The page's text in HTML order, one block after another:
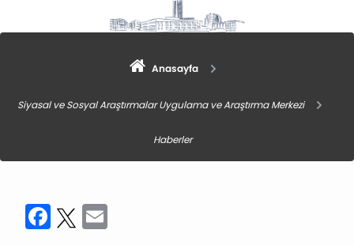
Anasayfa
Siyasal ve Sosyal Araştırmalar Uygulama ve Araştırma Merkezi
Haberler
Facebook
Twitter